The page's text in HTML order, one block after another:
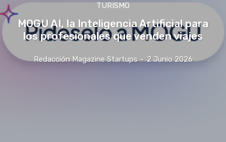
TURISMO
MOGU AI, la Inteligencia Artificial para
los profesionales que venden viajes
Redacción Magazine Startups - 2 Junio 2026